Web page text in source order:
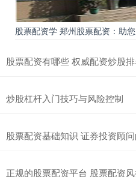
股票配资学 郑州股票配资：助
股票配资有哪些 权威配资炒股
炒股杠杆入门技巧与风险控制
股票配资基础知识 证券投资顾
正规的股票配资平台 股票配资